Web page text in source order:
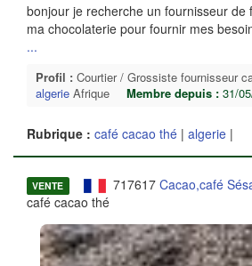
bonjour je recherche un fournisseur de
ma chocolaterie pour fournir mes
...
Profil : Courtier / Grossiste fournisseur
algerie Afrique Membre depuis : 31/
Rubrique : café cacao thé | algerie |
VENTE 717617 Cacao,café
café cacao thé